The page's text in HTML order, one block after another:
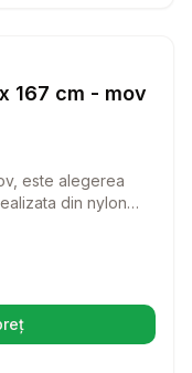
167 cm - mov
este alegerea
din nylon
patruped.
într-o filă nouă)